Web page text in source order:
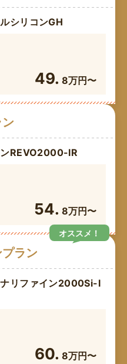
シリコンGH
49. 8万円〜
REVO2000-IR
54. 8万円〜
オススメ！
ラン
リファイン2000Si-I
60. 8万円〜